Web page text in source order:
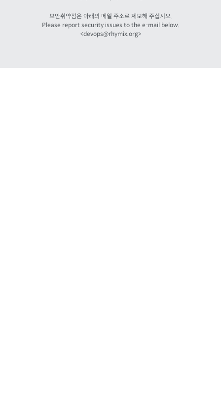
보안취약점은 아래의 메일 주소로 제보해 주십시오.
Please report security issues to the e-mail below.
<devops@rhymix.org>